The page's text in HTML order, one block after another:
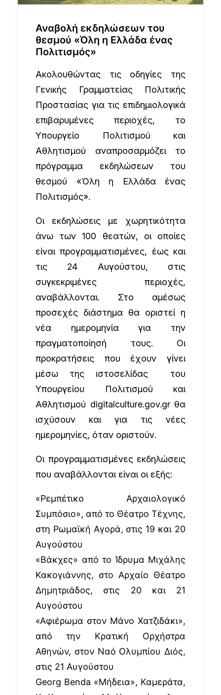
Αναβολή εκδηλώσεων του
θεσμού «Όλη η Ελλάδα ένας
Πολιτισμός»
Ακολουθώντας τις οδηγίες της
Γενικής Γραμματείας Πολιτικής
Προστασίας για τις επιδημιολογικά
επιβαρυμένες περιοχές, το
Υπουργείο Πολιτισμού και
Αθλητισμού αναπροσαρμόζει το
πρόγραμμα εκδηλώσεων του
θεσμού «Όλη η Ελλάδα ένας
Πολιτισμός».
Οι εκδηλώσεις με χωρητικότητα
άνω των 100 θεατών, οι οποίες
είναι προγραμματισμένες, έως και
τις 24 Αυγούστου, στις
συγκεκριμένες περιοχές,
αναβάλλονται. Στο αμέσως
προσεχές διάστημα θα οριστεί η
νέα ημερομηνία για την
πραγματοποίησή τους. Οι
προκρατήσεις που έχουν γίνει
μέσω της ιστοσελίδας του
Υπουργείου Πολιτισμού και
Αθλητισμού digitalculture.gov.grθα
ισχύσουν και για τις νέες
ημερομηνίες, όταν οριστούν.
Οι προγραμματισμένες εκδηλώσεις
που αναβάλλονται είναι οι εξής:
«Ρεμπέτικο Αρχαιολογικό
Συμπόσιο», από το Θέατρο Τέχνης,
στη Ρωμαϊκή Αγορά, στις 19 και 20
Αυγούστου
«Βάκχες» από το Ίδρυμα Μιχάλης
Κακογιάννης, στο Αρχαίο Θέατρο
Δημητριάδος, στις 20 και 21
Αυγούστου
«Αφιέρωμα στον Μάνο Χατζιδάκι»,
από την Κρατική Ορχήστρα
Αθηνών, στον Ναό Ολυμπίου Διός,
στις 21 Αυγούστου
Georg Benda «Μήδεια», Καμεράτα,